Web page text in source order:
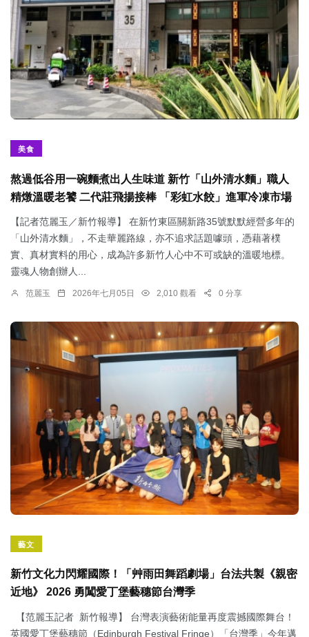
美食
熬過低谷用一碗麵煮出人生味道 新竹「山外清水麵」職人
精燉溫暖老饕 二代莊飛揚接棒 「彩虹水餃」進軍冷凍市場
【記者范麗玉／新竹報導】 在新竹東區關新路35號默默經營多年的
「山外清水麵」，不走華麗路線，亦不追求話題噱頭，憑藉著樸
實、真材實料的用心，成為許多新竹人心中不可或缺的溫暖地標。
靈魂人物創辦人...
范麗玉 2026年七月05日 2,010 觀看 0 分享
藝文
新竹文化力閃耀國際！「艸雨田舞蹈劇場」台法共製《親密
近地》 2026 勇闖愛丁堡藝穗節台灣季
【范麗玉記者 新竹報導】 台灣表演藝術能量再度震撼國際舞台！
英國愛丁堡藝穗節（Edinburgh Festival Fringe）「台灣季」今年邁